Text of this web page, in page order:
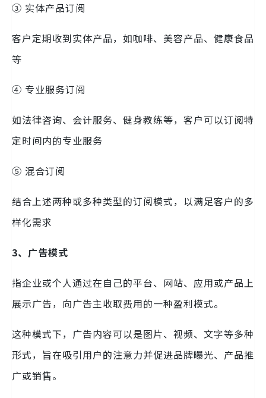
③ 实体产品订阅
客户定期收到实体产品，如咖啡、美容产品、健康食品
等
④ 专业服务订阅
如法律咨询、会计服务、健身教练等，客户可以订阅特
定时间内的专业服务
⑤ 混合订阅
结合上述两种或多种类型的订阅模式，以满足客户的多
样化需求
3、广告模式
指企业或个人通过在自己的平台、网站、应用或产品上
展示广告，向广告主收取费用的一种盈利模式。
这种模式下，广告内容可以是图片、视频、文字等多种
形式，旨在吸引用户的注意力并促进品牌曝光、产品推
广或销售。